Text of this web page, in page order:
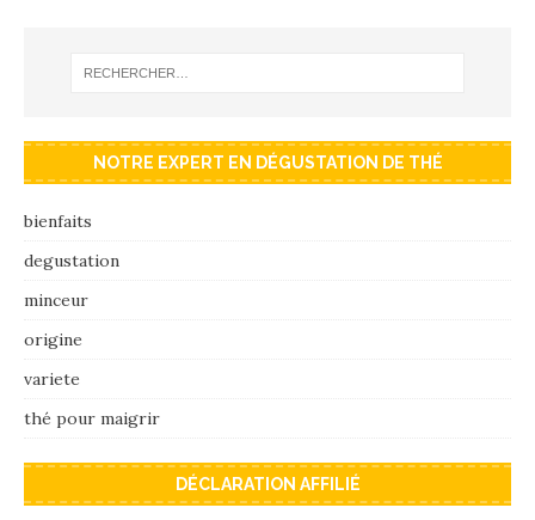
NOTRE EXPERT EN DÉGUSTATION DE THÉ
bienfaits
degustation
minceur
origine
variete
thé pour maigrir
DÉCLARATION AFFILIÉ